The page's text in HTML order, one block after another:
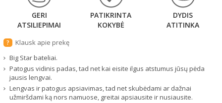
GERI
ATSILIEPIMAI
PATIKRINTA
KOKYBĖ
DYDIS
ATITINKA
?
Klausk apie prekę
Big Star bateliai.
Patogus vidinis padas, tad net kai eisite ilgus atstumus jūsų pėda
jausis lengvai.
Lengvas ir patogus apsiavimas, tad net skubėdami ar dažnai
užmiršdami ką nors namuose, greitai apsiausite ir nusiausite.